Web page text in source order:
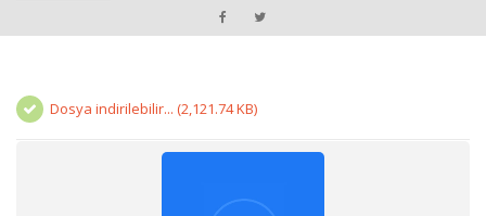
Dosya indirilebilir... (2,121.74 KB)